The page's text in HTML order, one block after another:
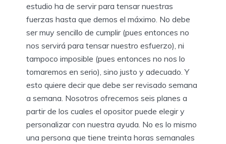
estudio ha de servir para tensar nuestras
fuerzas hasta que demos el máximo. No debe
ser muy sencillo de cumplir (pues entonces no
nos servirá para tensar nuestro esfuerzo), ni
tampoco imposible (pues entonces no nos lo
tomaremos en serio), sino justo y adecuado. Y
esto quiere decir que debe ser revisado semana
a semana. Nosotros ofrecemos seis planes a
partir de los cuales el opositor puede elegir y
personalizar con nuestra ayuda. No es lo mismo
una persona que tiene treinta horas semanales